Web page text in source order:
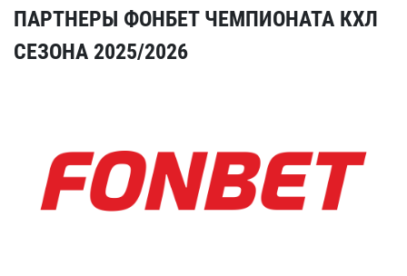
ПАРТНЕРЫ ФОНБЕТ ЧЕМПИОНАТА КХЛ
СЕЗОНА 2025/2026